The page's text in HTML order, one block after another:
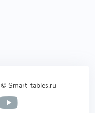
Smart-tables.ru